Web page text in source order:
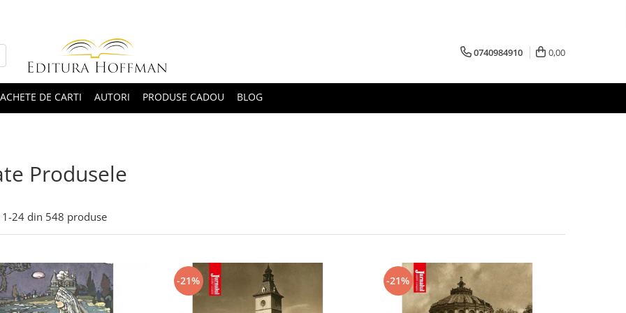
0740984910 0,00
DE CARTI AUTORI PRODUSE CADOU BLOG
Produsele
1-24 din 548 produse
-21% -21%